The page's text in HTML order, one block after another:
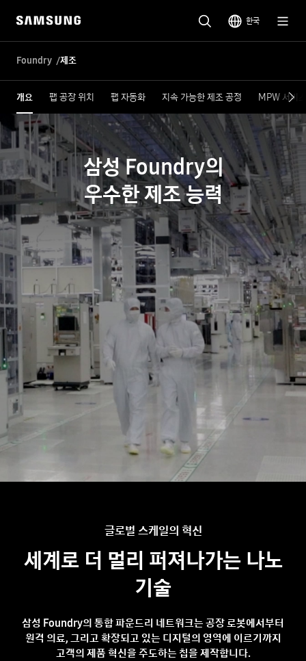
한국
Foundry 제조
개요 팹 공장 위치 팹 자동화 지속 가능한 제조 공정 MPW 서비스
삼성 Foundry의
우수한 제조 능력
글로벌 스케일의 혁신
세계로 더 멀리 퍼져나가는 나노
기술
삼성 Foundry의 통합 파운드리 네트워크는 공장 로봇에서부터
원격 의료, 그리고 확장되고 있는 디지털의 영역에 이르기까지
고객의 제품 혁신을 주도하는 칩을 제작합니다.